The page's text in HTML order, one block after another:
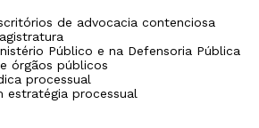
de advocacia contenciosa
Público e na Defensoria Pública
órgãos públicos
processual
estratégia processual